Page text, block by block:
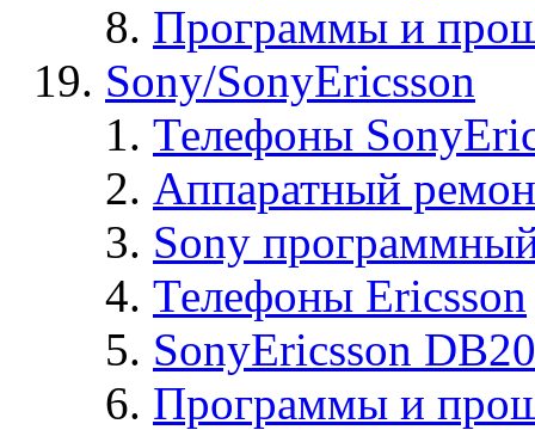
Программы и
Sony/SonyEricsson
Телефоны
Аппаратный
Sony
Телефоны Ericsson
SonyEricsson
Программы и